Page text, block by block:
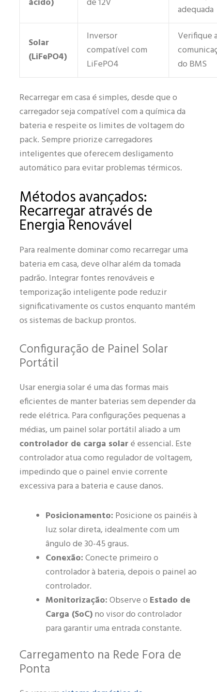
adequada
Solar
(LiFePO4)
Inversor
compatível com
LiFePO4
Verifique
do BMS
Recarregar em casa é simples, desde que o
carregador seja compatível com a química da
bateria e respeite os limites de voltagem do
pack. Sempre priorize carregadores
inteligentes que oferecem desligamento
automático para evitar problemas térmicos.
Métodos avançados:
Recarregar através de
Energia Renovável
Para realmente dominar como recarregar uma
bateria em casa, deve olhar além da tomada
padrão. Integrar fontes renováveis e
temporização inteligente pode reduzir
significativamente os custos enquanto mantém
os sistemas de backup prontos.
Configuração de Painel Solar
Portátil
Usar energia solar é uma das formas mais
eficientes de manter baterias sem depender da
rede elétrica. Para configurações pequenas a
médias, um painel solar portátil aliado a um
controlador de carga solaré essencial. Este
controlador atua como regulador de voltagem,
impedindo que o painel envie corrente
excessiva para a bateria e cause danos.
Posicionamento: Posicione os painéis à
luz solar direta, idealmente com um
ângulo de 30-45 graus.
Conexão:Conecte primeiro o
controlador à bateria, depois o painel ao
controlador.
Monitorização:Observe o Estado de
Carga (SoC)no visor do controlador
para garantir uma entrada constante.
Carregamento na Rede Fora de
Ponta